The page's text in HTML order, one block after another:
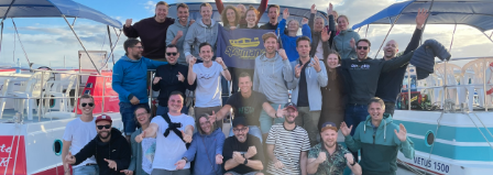
Carolin,
Florian
und
Christian